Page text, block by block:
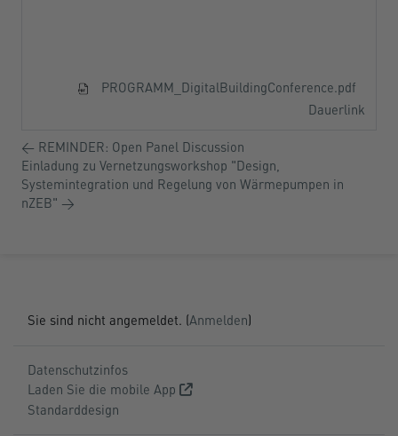
PROGRAMM_DigitalBuildingConference.pdf
Dauerlink
← REMINDER: Open Panel Discussion
Einladung zu Vernetzungsworkshop "Design,
Systemintegration und Regelung von Wärmepumpen in
nZEB" →
Sie sind nicht angemeldet. (Anmelden)
Datenschutzinfos
Laden Sie die mobile App
Standarddesign